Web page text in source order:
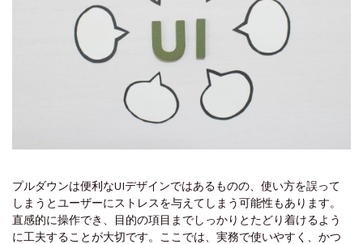
プルダウンは便利なUIデザインではあるものの、使い方を誤って
しまうとユーザーにストレスを与えてしまう可能性もあります。
直感的に操作でき、目的の項目までしっかりとたどり着けるよう
に工夫することが大切です。ここでは、実務で使いやすく、かつ